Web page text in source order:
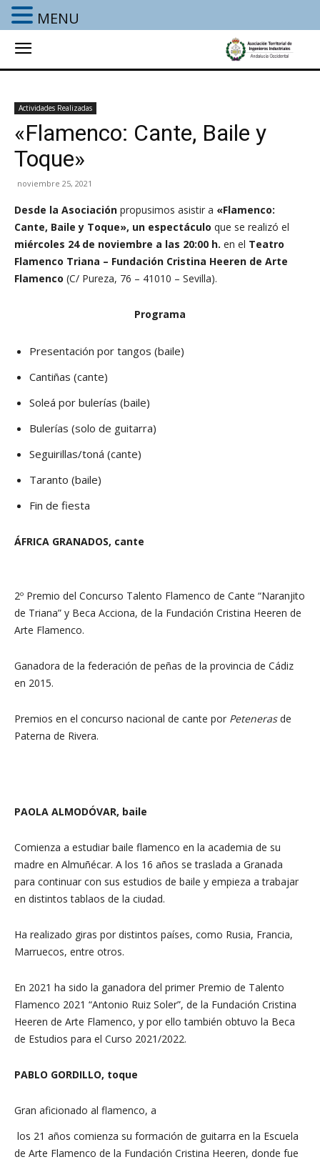
Actividades Realizadas
«Flamenco: Cante, Baile y
Toque»
noviembre 25, 2021
Desde la Asociación propusimos asistir a «Flamenco:
Cante, Baile y Toque», un espectáculo que se realizó el
miércoles 24 de noviembre a las 20:00 h. en el Teatro
Flamenco Triana – Fundación Cristina Heeren de Arte
Flamenco (C/ Pureza, 76 – 41010 – Sevilla).
Programa
Presentación por tangos (baile)
Cantiñas (cante)
Soleá por bulerías (baile)
Bulerías (solo de guitarra)
Seguirillas/toná (cante)
Taranto (baile)
Fin de fiesta
ÁFRICA GRANADOS, cante
2º Premio del Concurso Talento Flamenco de Cante “Naranjito
de Triana” y Beca Acciona, de la Fundación Cristina Heeren de
Arte Flamenco.
Ganadora de la federación de peñas de la provincia de Cádiz
en 2015.
Premios en el concurso nacional de cante por Petenerasde
Paterna de Rivera.
PAOLA ALMODÓVAR, baile
Comienza a estudiar baile flamenco en la academia de su
madre en Almuñécar. A los 16 años se traslada a Granada
para continuar con sus estudios de baile y empieza a trabajar
en distintos tablaos de la ciudad.
Ha realizado giras por distintos países, como Rusia, Francia,
Marruecos, entre otros.
En 2021 ha sido la ganadora del primer Premio de Talento
Flamenco 2021 “Antonio Ruiz Soler”, de la Fundación Cristina
Heeren de Arte Flamenco, y por ello también obtuvo la Beca
de Estudios para el Curso 2021/2022.
PABLO GORDILLO, toque
Gran aficionado al flamenco, a
los 21 años comienza su formación de guitarra en la Escuela
de Arte Flamenco de la Fundación Cristina Heeren, donde fue
MENU